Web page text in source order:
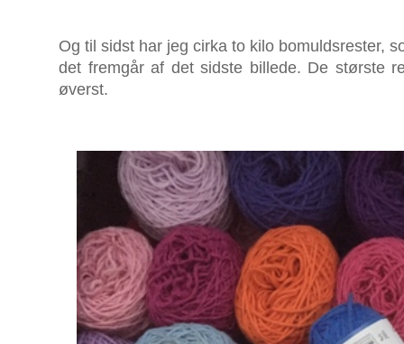
Og til sidst har jeg cirka to kilo bomuldsrester,
det fremgår af det sidste billede. De største
øverst.